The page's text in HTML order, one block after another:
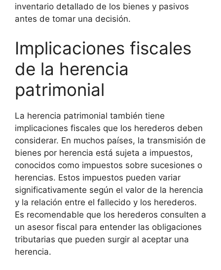
inventario detallado de los bienes y pasivos
antes de tomar una decisión.
Implicaciones fiscales
de la herencia
patrimonial
La herencia patrimonial también tiene
implicaciones fiscales que los herederos deben
considerar. En muchos países, la transmisión de
bienes por herencia está sujeta a impuestos,
conocidos como impuestos sobre sucesiones o
herencias. Estos impuestos pueden variar
significativamente según el valor de la herencia
y la relación entre el fallecido y los herederos.
Es recomendable que los herederos consulten a
un asesor fiscal para entender las obligaciones
tributarias que pueden surgir al aceptar una
herencia.